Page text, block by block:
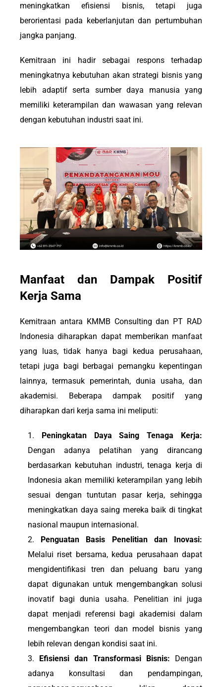
meningkatkan efisiensi bisnis, tetapi juga
berorientasi pada keberlanjutan dan pertumbuhan
jangka panjang.
Kemitraan ini hadir sebagai respons terhadap
meningkatnya kebutuhan akan strategi bisnis yang
lebih adaptif serta sumber daya manusia yang
memiliki keterampilan dan wawasan yang relevan
dengan kebutuhan industri saat ini.
Manfaat dan Dampak Positif
Kerja Sama
Kemitraan antara KMMB Consulting dan PT RAD
Indonesia diharapkan dapat memberikan manfaat
yang luas, tidak hanya bagi kedua perusahaan,
tetapi juga bagi berbagai pemangku kepentingan
lainnya, termasuk pemerintah, dunia usaha, dan
akademisi. Beberapa dampak positif yang
diharapkan dari kerja sama ini meliputi:
Peningkatan Daya Saing Tenaga Kerja:
Dengan adanya pelatihan yang dirancang
berdasarkan kebutuhan industri, tenaga kerja di
Indonesia akan memiliki keterampilan yang lebih
sesuai dengan tuntutan pasar kerja, sehingga
meningkatkan daya saing mereka baik di tingkat
nasional maupun internasional.
Penguatan Basis Penelitian dan Inovasi:
Melalui riset bersama, kedua perusahaan dapat
mengidentifikasi tren dan peluang baru yang
dapat digunakan untuk mengembangkan solusi
inovatif bagi dunia usaha. Penelitian ini juga
dapat menjadi referensi bagi akademisi dalam
mengembangkan teori dan model bisnis yang
lebih relevan dengan kondisi saat ini.
Efisiensi dan Transformasi Bisnis: Dengan
adanya konsultasi dan pendampingan,